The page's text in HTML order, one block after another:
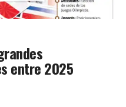
entre 2025